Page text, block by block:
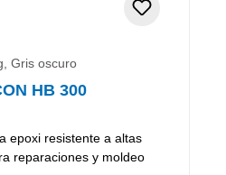
Gris oscuro
HB 300
epoxi resistente a altas
reparaciones y moldeo